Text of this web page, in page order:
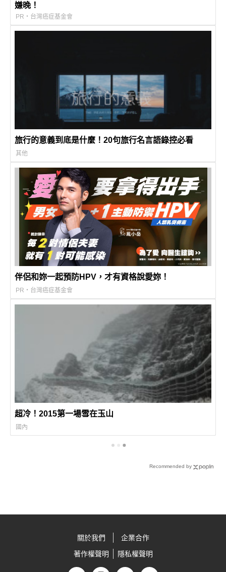
嫌晚！
PR・台灣癌症基金會
旅行的意義到底是什麼！20句旅行名言語錄控必看
其他
伴侶和妳一起預防HPV，才有資格說愛妳！
PR・台灣癌症基金會
超冷！2015第一場雪在玉山
國內
Recommended by
關於我們
企業合作
著作權聲明
隱私權聲明